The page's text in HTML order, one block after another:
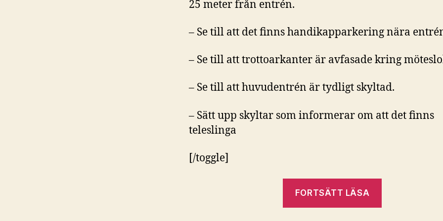
25 meter från entrén.
– Se till att det finns handikapparkering nära
– Se till att trottoarkanter är avfasade kring
– Se till att huvudentrén är tydligt skyltad.
– Sätt upp skyltar som informerar om att det finns
teleslinga
[/toggle]
FORTSÄTT LÄSA